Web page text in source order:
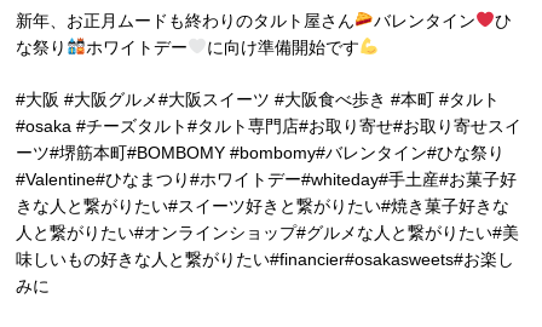
新年、お正月ムードも終わりのタルト屋さん バレンタイン
ひ
な祭り
ホワイトデー に向け準備開始です
#大阪 #大阪グルメ#大阪スイーツ #大阪食べ歩き #本町 #タルト
#osaka #チーズタルト#タルト専門店#お取り寄せ#お取り寄せスイ
ーツ#堺筋本町#BOMBOMY #bombomy#バレンタイン#ひな祭り
#Valentine#ひなまつり#ホワイトデー#whiteday#手土産#お菓子好
きな人と繋がりたい#スイーツ好きと繋がりたい#焼き菓子好きな
人と繋がりたい#オンラインショップ#グルメな人と繋がりたい#美
味しいもの好きな人と繋がりたい#financier#osakasweets#お楽し
みに